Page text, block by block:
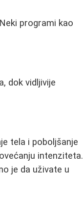
programi kao
dok vidljivije
tela i poboljšanje
intenziteta.
je da uživate u